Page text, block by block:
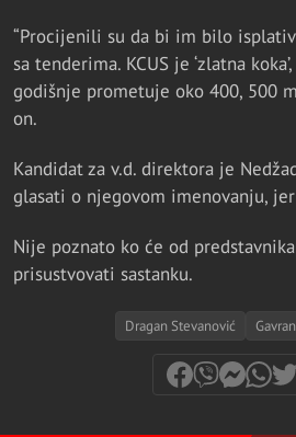
“Procijenili su da bi im bilo
sa tenderima. KCUS je ‘zlatna
godišnje prometuje oko 400, 500
on.
Kandidat za v.d. direktora je
glasati o njegovom imenovanju,
Nije poznato ko će od
prisustvovati sastanku.
Dragan Stevanović